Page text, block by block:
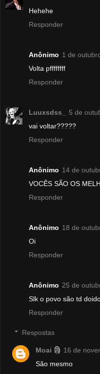
Hehehe
Responder
Anônimo 1 de
Volta pffffffff
Responder
Luuxsdss_
5 de
vai voltar?????
Responder
Anônimo 14 de
VOCÊS SÃO OS
Responder
Anônimo 18 de
Oi
Responder
Anônimo 25 de
Slk o povo são td
Responder
Respostas
Moai 🗿 16 de
São mesmo